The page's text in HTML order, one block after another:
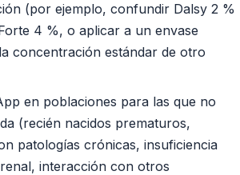
(por ejemplo, confundir Dalsy 2 %
4 %, o aplicar a un envase
concentración estándar de otro
en poblaciones para las que no
(recién nacidos prematuros,
patologías crónicas, insuficiencia
interacción con otros